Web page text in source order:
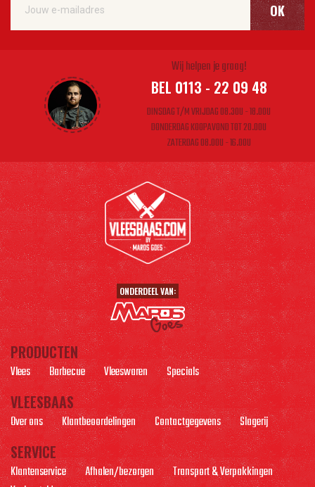
OK
Wij helpen je graag!
BEL 0113 - 22 09 48
DINSDAG T/M VRIJDAG 08.30U - 18.00U
DONDERDAG KOOPAVOND TOT 20.00U
ZATERDAG 08.00U - 16.00U
ONDERDEEL VAN:
PRODUCTEN
Vlees Barbecue Vleeswaren Specials
VLEESBAAS
Over ons Klantbeoordelingen Contactgegevens Slagerij
SERVICE
Klantenservice Afhalen/bezorgen
Transport & Verpakkingen